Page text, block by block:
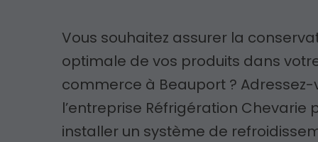
Vous souhaitez assurer la
optimale de vos produits dans
commerce à Beauport ? Adressez-
l’entreprise Réfrigération Chevarie
installer un système de